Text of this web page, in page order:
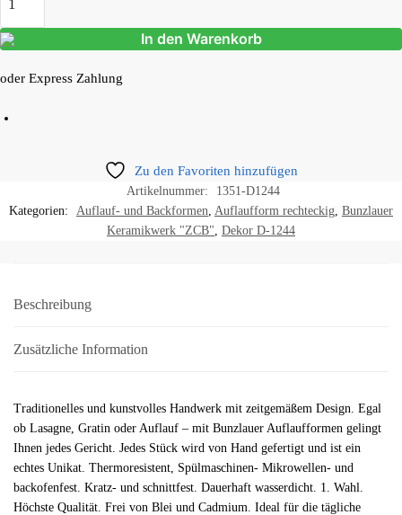
In den Warenkorb
oder Express Zahlung
Zu den Favoriten hinzufügen
Artikelnummer:
1351-D1244
Kategorien:
Auflauf- und Backformen Auflaufform rechteckig Bunzlauer
Keramikwerk "ZCB" Dekor D-1244
Beschreibung
Zusätzliche Information
Traditionelles und kunstvolles Handwerk mit zeitgemäßem Design. Egal
ob Lasagne, Gratin oder Auflauf – mit Bunzlauer Auflaufformen gelingt
Ihnen jedes Gericht. Jedes Stück wird von Hand gefertigt und ist ein
echtes Unikat. Thermoresistent, Spülmaschinen- Mikrowellen- und
backofenfest. Kratz- und schnittfest. Dauerhaft wasserdicht. 1. Wahl.
Höchste Qualität. Frei von Blei und Cadmium. Ideal für die tägliche